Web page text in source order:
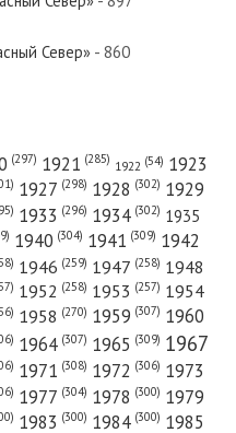
Север»
Север»
Север»
Север» - 860
(297) 1921 (285) 1922 (54) 1923
1927 (298) 1928 (302) 1929
1933 (296) 1934 (302) 1935
1940 (304) 1941 (309) 1942
1946 (259) 1947 (258) 1948
1952 (258) 1953 (257) 1954
1958 (270) 1959 (307) 1960
1964 (307) 1965 (309) 1967
1971 (308) 1972 (306) 1973
1977 (304) 1978 (300) 1979
1983 (300) 1984 (300) 1985